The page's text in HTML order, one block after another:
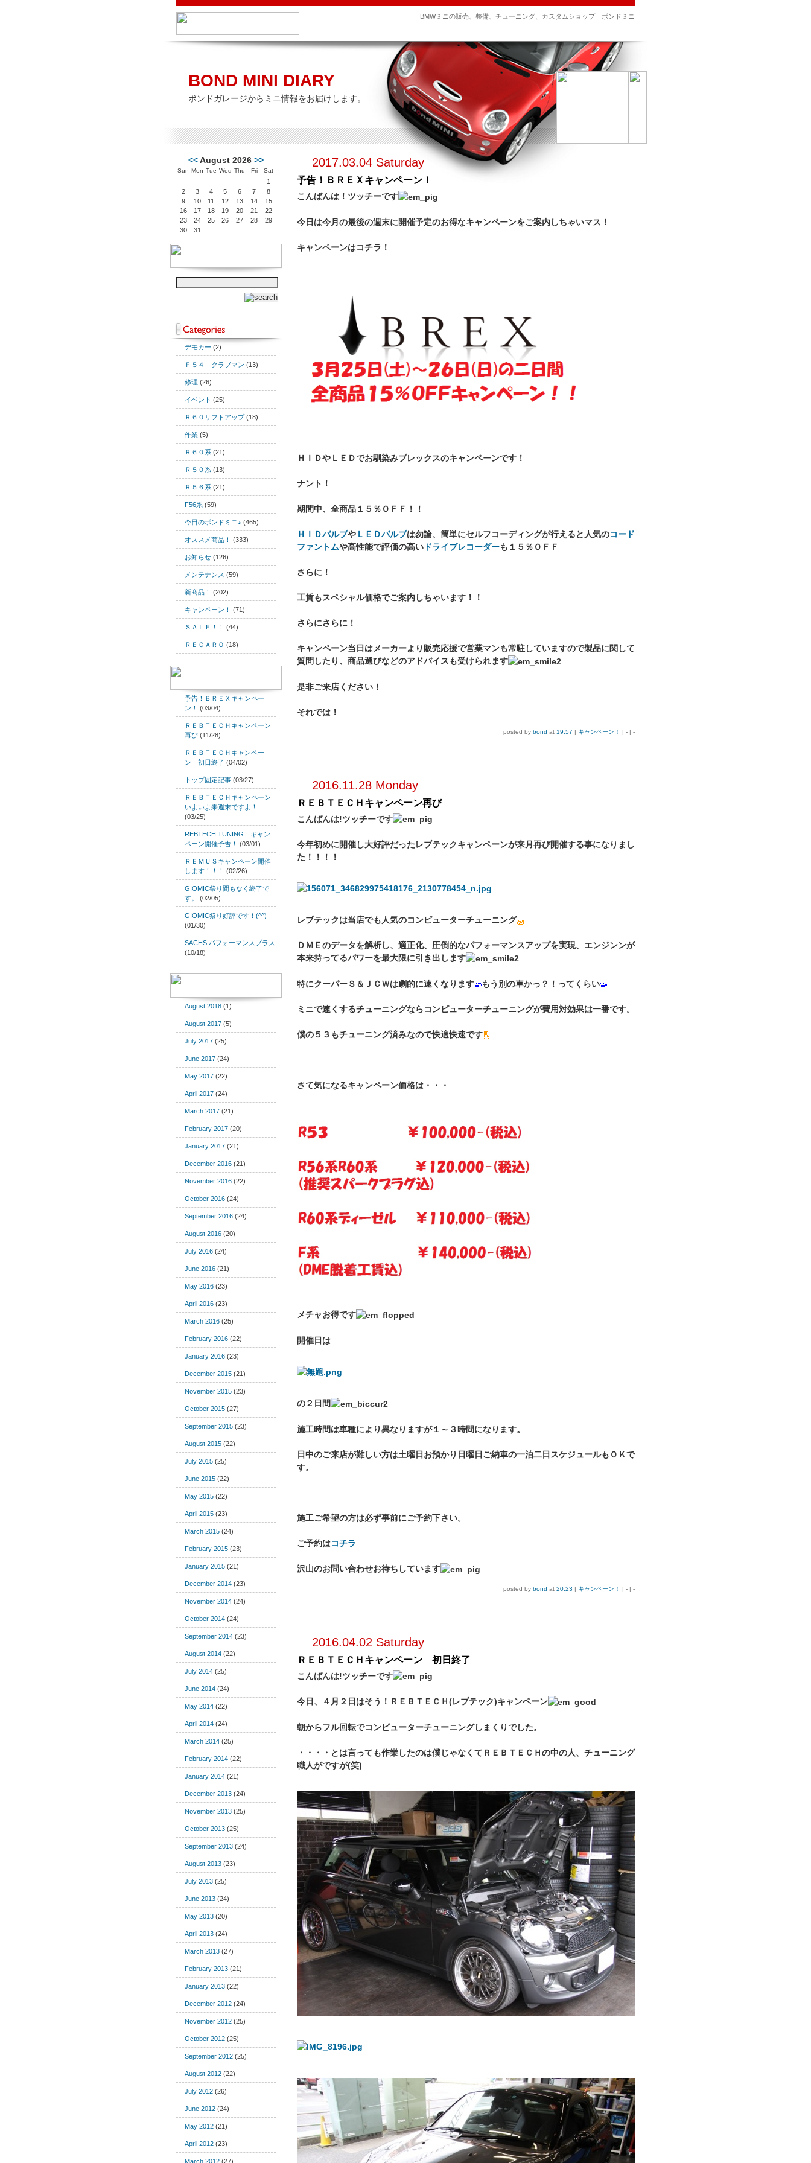
BMWミニの販売、整備、チューニング、カスタムショップ ボンドミニ
BOND MINI DIARY
ボンドガレージからミニ情報をお届けします。
<<August 2026 >>
Sun Mon Tue Wed Thu Fri Sat
1
2
3 4 5 6 7
8
9
10 11 12 13 14
15
16
17 18 19 20 21
22
23
24 25 26 27 28
29
30
31
デモカー (2)
Ｆ５４ クラブマン (13)
修理 (26)
イベント (25)
Ｒ６０リフトアップ(18)
作業 (5)
Ｒ６０系 (21)
Ｒ５０系 (13)
Ｒ５６系 (21)
F56系 (59)
今日のボンドミニ♪ (465)
オススメ商品！ (333)
お知らせ (126)
メンテナンス (59)
新商品！ (202)
キャンペーン！ (71)
ＳＡＬＥ！！ (44)
ＲＥＣＡＲＯ (18)
予告！ＢＲＥＸキャンペー
ン！
(03/04)
ＲＥＢＴＥＣＨキャンペーン
再び (11/28)
ＲＥＢＴＥＣＨキャンペー
ン 初日終了 (04/02)
トップ固定記事 (03/27)
ＲＥＢＴＥＣＨキャンペーン
いよいよ来週末ですよ！
(03/25)
REBTECH TUNING キャン
ペーン開催予告！
(03/01)
ＲＥＭＵＳキャンペーン開催
します！！！
(02/26)
GIOMIC祭り間もなく終了で
す。
(02/05)
GIOMIC祭り好評です！(^^)
(01/30)
SACHS パフォーマンスプラス
(10/18)
August 2018 (1)
August 2017 (5)
July 2017 (25)
June 2017 (24)
May 2017 (22)
April 2017 (24)
March 2017 (21)
February 2017 (20)
January 2017 (21)
December 2016 (21)
November 2016 (22)
October 2016 (24)
September 2016 (24)
August 2016 (20)
July 2016 (24)
June 2016 (21)
May 2016 (23)
April 2016 (23)
March 2016 (25)
February 2016 (22)
January 2016 (23)
December 2015 (21)
November 2015 (23)
October 2015 (27)
September 2015 (23)
August 2015 (22)
July 2015 (25)
June 2015 (22)
May 2015 (22)
April 2015 (23)
March 2015 (24)
February 2015 (23)
January 2015 (21)
December 2014 (23)
November 2014 (24)
October 2014 (24)
September 2014 (23)
August 2014 (22)
July 2014 (25)
June 2014 (24)
May 2014 (22)
April 2014 (24)
March 2014 (25)
February 2014 (22)
January 2014 (21)
December 2013 (24)
November 2013 (25)
October 2013 (25)
September 2013 (24)
August 2013 (23)
July 2013 (25)
June 2013 (24)
May 2013 (20)
April 2013 (24)
March 2013 (27)
February 2013 (21)
January 2013 (22)
December 2012 (24)
November 2012 (25)
October 2012 (25)
September 2012 (25)
August 2012 (22)
July 2012 (26)
June 2012 (24)
May 2012 (21)
April 2012 (23)
March 2012 (27)
2017.03.04 Saturday
予告！ＢＲＥＸキャンペーン！
こんばんは！ツッチーです
今日は今月の最後の週末に開催予定のお得なキャンペーンをご案内しちゃいマス！
キャンペーンはコチラ！
ＨＩＤやＬＥＤでお馴染みブレックスのキャンペーンです！
ナント！
期間中、全商品１５％ＯＦＦ！！
ＨＩＤバルブや ＬＥＤバルブは勿論、簡単にセルフコーディングが行えると人気のコード
ファントムや高性能で評価の高い ドライブレコーダーも１５％ＯＦＦ
さらに！
工賃もスペシャル価格でご案内しちゃいます！！
さらにさらに！
キャンペーン当日はメーカーより販売応援で営業マンも常駐していますので製品に関して
質問したり、商品選びなどのアドバイスも受けられます
是非ご来店ください！
それでは！
posted by bond at 19:57 | キャンペーン！ | - | -
2016.11.28 Monday
ＲＥＢＴＥＣＨキャンペーン再び
こんばんは!ツッチーです
今年初めに開催し大好評だったレブテックキャンペーンが来月再び開催する事になりまし
た！！！！
レブテックは当店でも人気のコンピューターチューニング
ＤＭＥのデータを解析し、適正化、圧倒的なパフォーマンスアップを実現、エンジンンが
本来持ってるパワーを最大限に引き出します
特にクーパーＳ＆ＪＣＷは劇的に速くなります もう別の車かっ？！ってくらい
ミニで速くするチューニングならコンピューターチューニングが費用対効果は一番です。
僕の５３もチューニング済みなので快適快速です
さて気になるキャンペーン価格は・・・
メチャお得です
開催日は
の２日間
施工時間は車種により異なりますが１～３時間になります。
日中のご来店が難しい方は土曜日お預かり日曜日ご納車の一泊二日スケジュールもＯＫで
す。
施工ご希望の方は必ず事前にご予約下さい。
ご予約はコチラ
沢山のお問い合わせお待ちしています
posted by bond at 20:23 | キャンペーン！ | - | -
2016.04.02 Saturday
ＲＥＢＴＥＣＨキャンペーン 初日終了
こんばんは!ツッチーです
今日、４月２日はそう！ＲＥＢＴＥＣＨ(レブテック)キャンペーン
朝からフル回転でコンピューターチューニングしまくりでした。
・・・・とは言っても作業したのは僕じゃなくてＲＥＢＴＥＣＨの中の人、チューニング
職人がですが(笑)